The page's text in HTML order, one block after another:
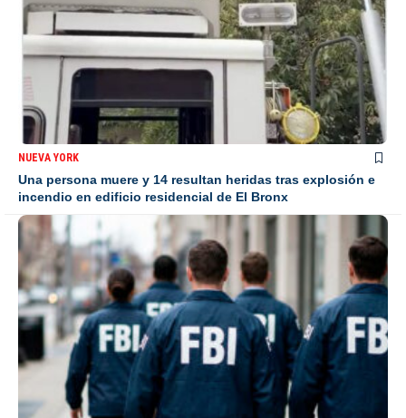
NUEVA YORK
Una persona muere y 14 resultan heridas tras explosión e
incendio en edificio residencial de El Bronx